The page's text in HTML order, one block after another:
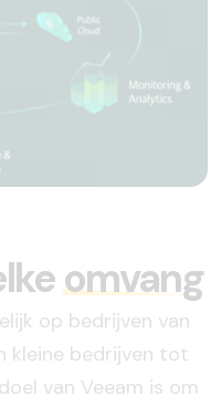
omvang
op bedrijven van
kleine bedrijven tot
van Veeam is om